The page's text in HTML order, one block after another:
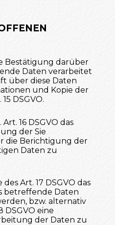
Bestätigung darüber
Daten verarbeitet
über diese Daten
und Kopie der
DSGVO.
16 DSGVO das
der Sie
die Berichtigung der
Daten zu
Art. 17 DSGVO das
betreffende Daten
bzw. alternativ
DSGVO eine
der Daten zu